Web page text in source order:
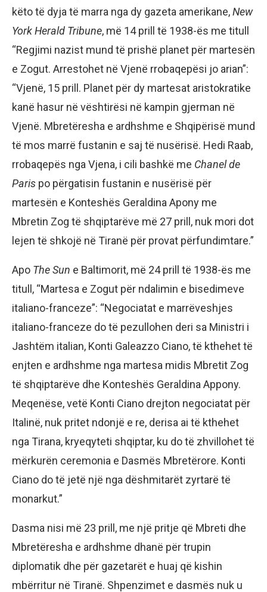
këto të dyja të marra nga dy gazeta amerikane,New
York Herald Tribune, më 14 prill të 1938-ës me titull
“Regjimi nazist mund të prishë planet për martesën
e Zogut. Arrestohet në Vjenë rrobaqepësi jo arian”:
“Vjenë, 15 prill. Planet për dy martesat aristokratike
kanë hasur në vështirësi në kampin gjerman në
Vjenë. Mbretëresha e ardhshme e Shqipërisë mund
të mos marrë fustanin e saj të nusërisë. Hedi Raab,
rrobaqepës nga Vjena, i cili bashkë me Chanel de
Paris po përgatisin fustanin e nusërisë për
martesën e Konteshës Geraldina Apony me
Mbretin Zog të shqiptarëve më 27 prill, nuk mori dot
lejen të shkojë në Tiranë për provat përfundimtare.”
Apo The Sun e Baltimorit, më 24 prill të 1938-ës me
titull, “Martesa e Zogut për ndalimin e bisedimeve
italiano-franceze”: “Negociatat e marrëveshjes
italiano-franceze do të pezullohen deri sa Ministri i
Jashtëm italian, Konti Galeazzo Ciano, të kthehet të
enjten e ardhshme nga martesa midis Mbretit Zog
të shqiptarëve dhe Konteshës Geraldina Appony.
Meqenëse, vetë Konti Ciano drejton negociatat për
Italinë, nuk pritet ndonjë e re, derisa ai të kthehet
nga Tirana, kryeqyteti shqiptar, ku do të zhvillohet të
mërkurën ceremonia e Dasmës Mbretërore. Konti
Ciano do të jetë një nga dëshmitarët zyrtarë të
monarkut.”
Dasma nisi më 23 prill, me një pritje që Mbreti dhe
Mbretëresha e ardhshme dhanë për trupin
diplomatik dhe për gazetarët e huaj që kishin
mbërritur në Tiranë. Shpenzimet e dasmës nuk u